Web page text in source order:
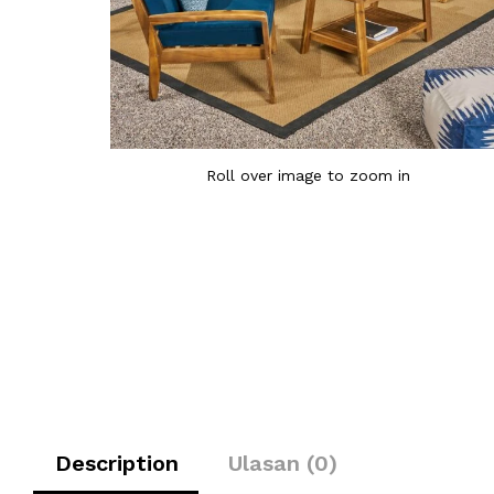
Roll over image to zoom in
Description Ulasan (0)